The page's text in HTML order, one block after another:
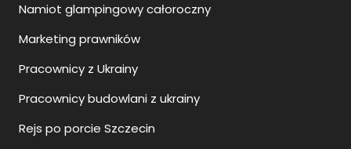
Namiot glampingowy całoroczny
Marketing prawników
Pracownicy z Ukrainy
Pracownicy budowlani z ukrainy
Rejs po porcie Szczecin